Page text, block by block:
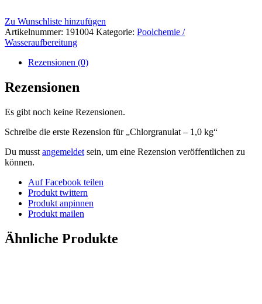
Zu Wunschliste hinzufügen
Artikelnummer: 191004 Kategorie: Poolchemie /
Wasseraufbereitung
Rezensionen (0)
Rezensionen
Es gibt noch keine Rezensionen.
Schreibe die erste Rezension für „Chlorgranulat – 1,0 kg“
Du musst angemeldet sein, um eine Rezension veröffentlichen zu
können.
Auf Facebook teilen
Produkt twittern
Produkt anpinnen
Produkt mailen
Ähnliche Produkte